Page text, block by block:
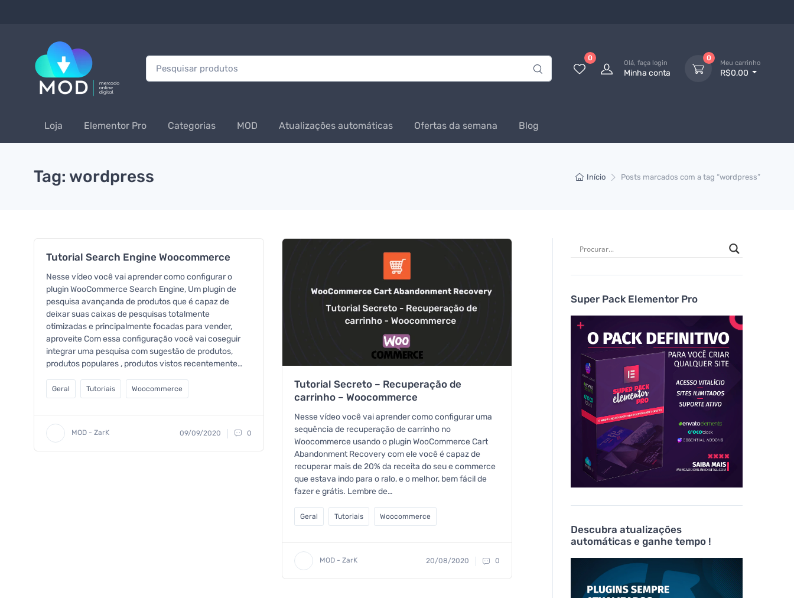
Procurar: 0
Olá, faça login
Minha conta
0
Meu carrinho
R$0,00
Loja Elementor Pro Categorias MOD Atualizações automáticas Ofertas da semana Blog
Início Posts marcados com a tag “wordpress”
Tag: wordpress
Tutorial Search Engine Woocommerce
Nesse vídeo você vai aprender como configurar o
plugin WooCommerce Search Engine, Um plugin de
pesquisa avançanda de produtos que é capaz de
deixar suas caixas de pesquisas totalmente
otimizadas e principalmente focadas para vender,
aproveite Com essa configuração você vai coseguir
integrar uma pesquisa com sugestão de produtos,
produtos populares , produtos vistos recentemente…
Geral Tutoriais Woocommerce
MOD - ZarK 09/09/2020 0
Tutorial Secreto – Recuperação de
carrinho – Woocommerce
Nesse vídeo você vai aprender como configurar uma
sequência de recuperação de carrinho no
Woocommerce usando o plugin WooCommerce Cart
Abandonment Recovery com ele você é capaz de
recuperar mais de 20% da receita do seu e commerce
que estava indo para o ralo, e o melhor, bem fácil de
fazer e grátis. Lembre de…
Geral Tutoriais Woocommerce
MOD - ZarK 20/08/2020 0
Super Pack Elementor Pro
Descubra atualizações
automáticas e ganhe tempo !